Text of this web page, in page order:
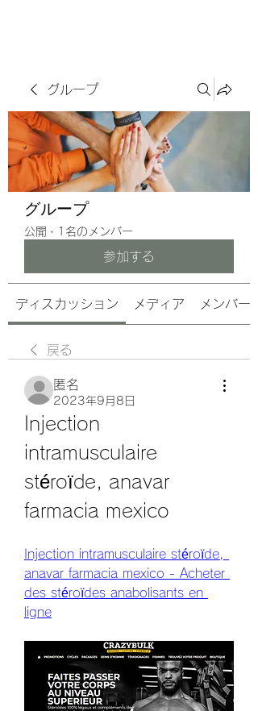
グループ
グループ
公開 · 1名のメンバー
参加する
ディスカッション メディア メンバー
戻る
匿名
2023年9月8日
Injection
intramusculaire
stéroïde, anavar
farmacia mexico
Injection intramusculaire stéroïde,
anavar farmacia mexico - Acheter
des stéroïdes anabolisants en
ligne